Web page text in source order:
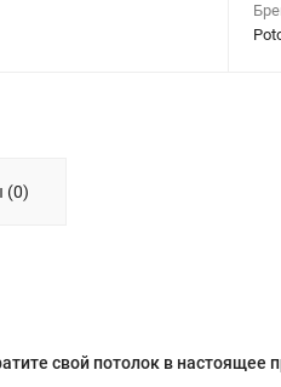
(0)
свой потолок в настоящее